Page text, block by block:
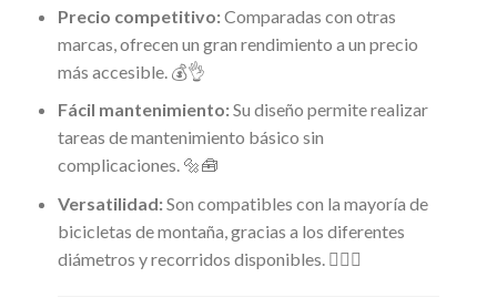
Precio competitivo:Comparadas con otras
marcas, ofrecen un gran rendimiento a un precio
más accesible. 💰👌
Fácil mantenimiento:Su diseño permite realizar
tareas de mantenimiento básico sin
complicaciones. 🔩🧰
Versatilidad:Son compatibles con la mayoría de
bicicletas de montaña, gracias a los diferentes
diámetros y recorridos disponibles. 🚵‍♂️✅